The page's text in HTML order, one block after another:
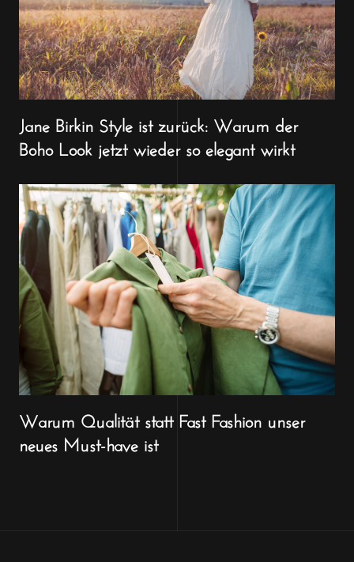
Jane Birkin Style ist zurück: Warum der
Boho Look jetzt wieder so elegant wirkt
Warum Qualität statt Fast Fashion unser
neues Must-have ist